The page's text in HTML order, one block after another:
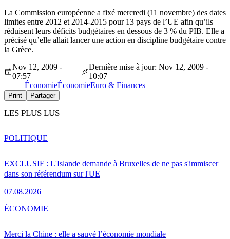
La Commission européenne a fixé mercredi (11 novembre) des dates
limites entre 2012 et 2014-2015 pour 13 pays de l’UE afin qu’ils
réduisent leurs déficits budgétaires en dessous de 3 % du PIB. Elle a
précisé qu’elle allait lancer une action en discipline budgétaire contre
la Grèce.
Nov 12, 2009 -
07:57
Dernière mise à jour: Nov 12, 2009 -
10:07
ÉconomieÉconomieEuro & Finances
Print Partager
LES PLUS LUS
EXCLUSIF : L'Islande demande à Bruxelles de ne pas s'immiscer
dans son référendum sur l'UE
07.08.2026
POLITIQUE
Merci la Chine : elle a sauvé l’économie mondiale
ÉCONOMIE